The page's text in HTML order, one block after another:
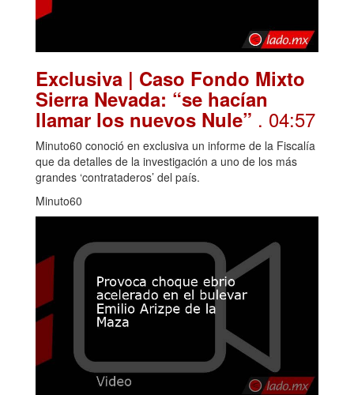
Exclusiva | Caso Fondo Mixto
Sierra Nevada: “se hacían
llamar los nuevos Nule” . 04:57
Minuto60 conoció en exclusiva un informe de la Fiscalía
que da detalles de la investigación a uno de los más
grandes ‘contrataderos’ del país.
Minuto60